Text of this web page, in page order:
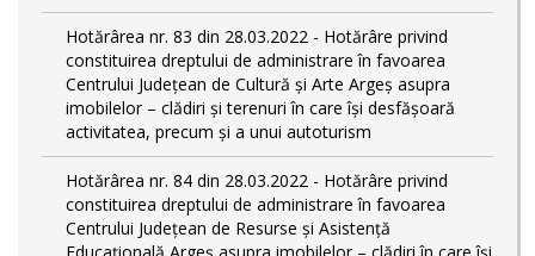
Hotărârea nr. 83 din 28.03.2022 - Hotărâre privind
constituirea dreptului de administrare în favoarea
Centrului Județean de Cultură și Arte Argeș asupra
imobilelor – clădiri și terenuri în care își desfășoară
activitatea, precum și a unui autoturism
Hotărârea nr. 84 din 28.03.2022 - Hotărâre privind
constituirea dreptului de administrare în favoarea
Centrului Județean de Resurse și Asistență